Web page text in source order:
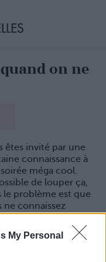
My Personal
quand on ne
êtes invité par une
connaissance à
méga cool.
de louper ça,
le problème est que
ne connaissez
pas question
pour une
qui ne maîtrise pas